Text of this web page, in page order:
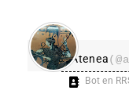
Atenea
Bot en